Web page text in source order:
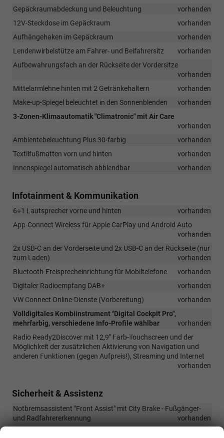
Gepäckraumabdeckung und Beleuchtung
vorhanden
12V-Steckdose im Gepäckraum
vorhanden
Aufhängehaken im Gepäckraum
vorhanden
Lendenwirbelstütze am Fahrer- und Beifahrersitz
vorhanden
Aufbewahrungsfach an der Rückseite der Vordersitze
vorhanden
Mittelarmlehne hinten mit 2 Getränkehaltern
vorhanden
Make-up-Spiegel beleuchtet in den Sonnenblenden
vorhanden
3-Zonen-Klimaautomatik "Climatronic" mit Air Care
vorhanden
Ambientebeleuchtung Plus 30-farbig
vorhanden
Textilfußmatten vorn und hinten
vorhanden
Innenspiegel automatisch abblendbar
vorhanden
Infotainment & Kommunikation
6+1 Lautsprecher vorne und hinten
vorhanden
App-Connect Wireless für Apple CarPlay und Android Auto
vorhanden
2x USB-C an der Vorderseite und 2x USB-C an der Rückseite (nur
zum Laden)
vorhanden
Bluetooth-Freisprecheinrichtung für Mobiltelefone
vorhanden
Digitaler Radioempfang DAB+
vorhanden
VW Connect Online-Dienste (Vorbereitung)
vorhanden
Volldigitales Kombiinstrument "Digital Cockpit Pro",
mehrfarbig, verschiedene Info-Profile wählbar
vorhanden
Radio Ready2Discover mit 12,9" Farb-Touchscreen und der
Möglichkeit der zusätzlichen Aktivierung von Navigation und
anderen Funktionen (gegen Aufpreis!), Streaming und Internet
vorhanden
Sicherheit & Assistenz
Notbremsassistent "Front Assist" mit City Brake - Fußgänger-
und Radfahrererkennung
vorhanden